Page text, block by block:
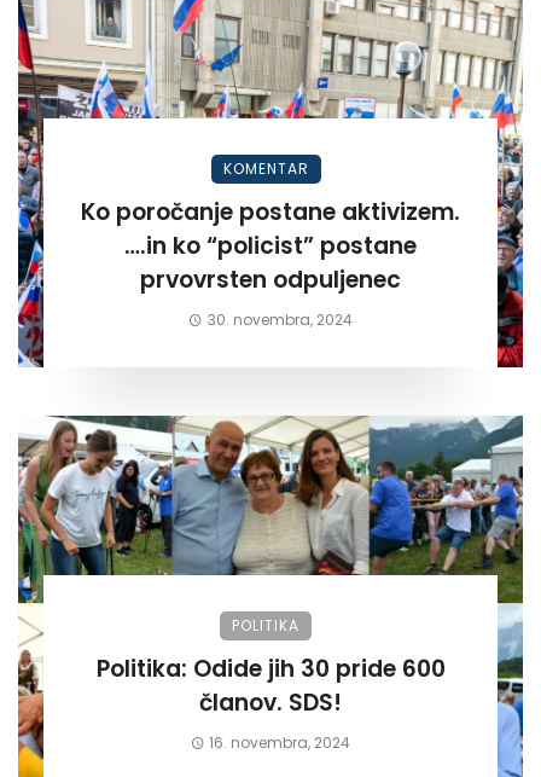
KOMENTAR
Ko poročanje postane aktivizem.
….in ko “policist” postane
prvovrsten odpuljenec
30. novembra, 2024
POLITIKA
Politika: Odide jih 30 pride 600
članov. SDS!
16. novembra, 2024